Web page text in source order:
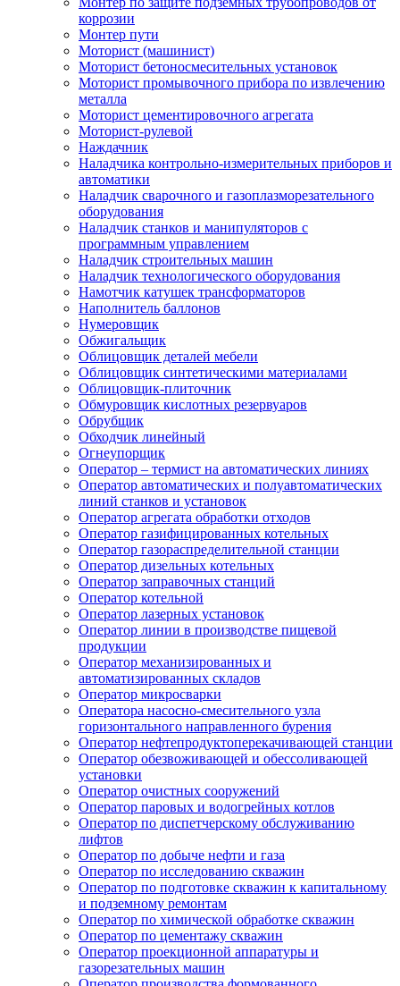
коррозии
Монтер пути
Моторист (машинист)
Моторист бетоносмесительных установок
Моторист промывочного прибора по извлечению
металла
Моторист цементировочного агрегата
Моторист-рулевой
Наждачник
Наладчика контрольно-измерительных приборов и
автоматики
Наладчик сварочного и газоплазморезательного
оборудования
Наладчик станков и манипуляторов с
программным управлением
Наладчик строительных машин
Наладчик технологического оборудования
Намотчик катушек трансформаторов
Наполнитель баллонов
Нумеровщик
Обжигальщик
Облицовщик деталей мебели
Облицовщик синтетическими материалами
Облицовщик-плиточник
Обмуровщик кислотных резервуаров
Обрубщик
Обходчик линейный
Огнеупорщик
Оператор – термист на автоматических линиях
Оператор автоматических и полуавтоматических
линий станков и установок
Оператор агрегата обработки отходов
Оператор газифицированных котельных
Оператор газораспределительной станции
Оператор дизельных котельных
Оператор заправочных станций
Оператор котельной
Оператор лазерных установок
Оператор линии в производстве пищевой
продукции
Оператор механизированных и
автоматизированных складов
Оператор микросварки
Оператора насосно-смесительного узла
горизонтального направленного бурения
Оператор нефтепродуктоперекачивающей станции
Оператор обезвоживающей и обессоливающей
установки
Оператор очистных сооружений
Оператор паровых и водогрейных котлов
Оператор по диспетчерскому обслуживанию
лифтов
Оператор по добыче нефти и газа
Оператор по исследованию скважин
Оператор по подготовке скважин к капитальному
и подземному ремонтам
Оператор по химической обработке скважин
Оператор по цементажу скважин
Оператор проекционной аппаратуры и
газорезательных машин